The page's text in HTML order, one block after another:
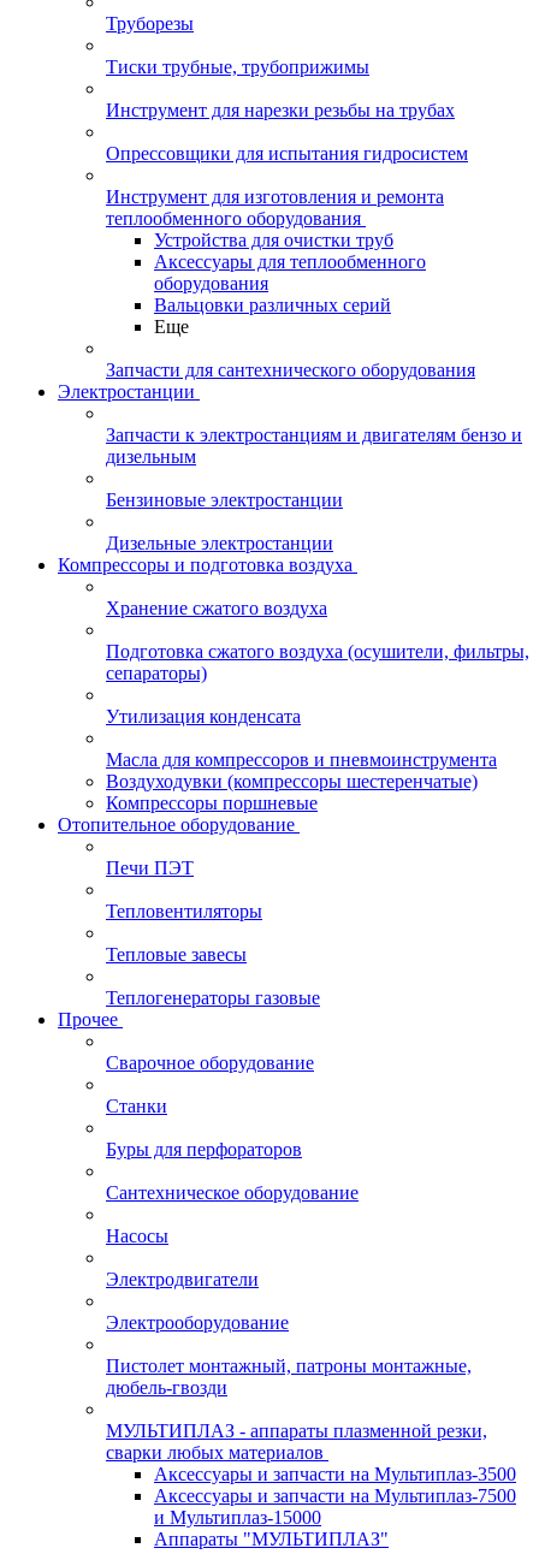
Труборезы
Тиски трубные, трубоприжимы
Инструмент для нарезки резьбы на трубах
Опрессовщики для испытания гидросистем
Инструмент для изготовления и ремонта
теплообменного оборудования
Устройства для очистки труб
Аксессуары для теплообменного
оборудования
Вальцовки различных серий
Еще
Запчасти для сантехнического оборудования
Электростанции
Запчасти к электростанциям и двигателям бензо и
дизельным
Бензиновые электростанции
Дизельные электростанции
Компрессоры и подготовка воздуха
Хранение сжатого воздуха
Подготовка сжатого воздуха (осушители, фильтры,
сепараторы)
Утилизация конденсата
Масла для компрессоров и пневмоинструмента
Воздуходувки (компрессоры шестеренчатые)
Компрессоры поршневые
Отопительное оборудование
Печи ПЭТ
Тепловентиляторы
Тепловые завесы
Теплогенераторы газовые
Прочее
Сварочное оборудование
Станки
Буры для перфораторов
Сантехническое оборудование
Насосы
Электродвигатели
Электрооборудование
Пистолет монтажный, патроны монтажные,
дюбель-гвозди
МУЛЬТИПЛАЗ - аппараты плазменной резки,
сварки любых материалов
Аксессуары и запчасти на Мультиплаз-3500
Аксессуары и запчасти на Мультиплаз-7500
и Мультиплаз-15000
Аппараты "МУЛЬТИПЛАЗ"